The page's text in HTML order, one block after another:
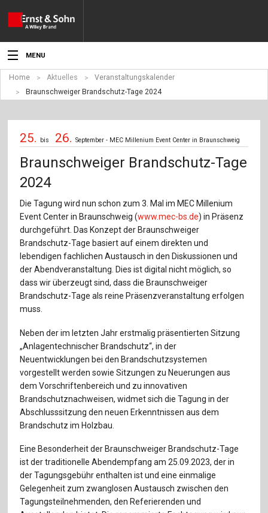
MENU
Aktuelles
Angebote
Fachgebiete
Produkte
Werben
Service
Für Autor:innen
Verlag
Home Aktuelles
Veranstaltungskalender
Braunschweiger Brandschutz-Tage 2024
25. bis 26.September - MEC Millenium Event Center in Braunschweig
Braunschweiger Brandschutz-Tage
2024
Die Tagung wird nun schon zum 3. Mal im MEC Millenium
Event Center in Braunschweig (www.mec-bs.de) in Präsenz
durchgeführt. Das Konzept der Braunschweiger
Brandschutz-Tage basiert auf einem direkten und
lebendigen fachlichen Austausch in den Diskussionen und
der Abendveranstaltung. Dies ist digital nicht möglich, so
dass wir überzeugt sind, dass die Braunschweiger
Brandschutz-Tage als reine Präsenzveranstaltung erfolgen
muss.
Neben der im letzten Jahr erstmalig präsentierten Sitzung
„Anlagentechnischer Brandschutz“, in der
Neuentwicklungen bei den Brandschutzsystemen
vorgestellt werden sowie Sitzungen zu Neuerungen aus
dem Vorschriftenbereich und zu innovativen
Brandschutznachweisen, widmet sich die Tagung in der
Abschlusssitzung den neuen Erkenntnissen aus dem
Brandschutz im Holzbau.
Eine Besonderheit der Braunschweiger Brandschutz-Tage
ist der traditionelle Abendempfang am 25.09.2023, der in
der Tagungsgebühr enthalten ist und eine einmalige
Gelegenheit zum zwanglosen Austausch zwischen den
Tagungsteilnehmenden, den Referierenden und